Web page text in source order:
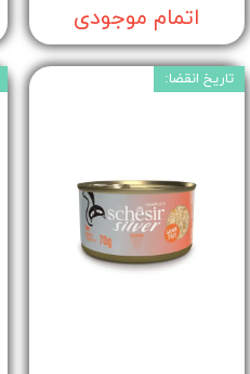
اتمام موجودی
تاریخ انقضا: